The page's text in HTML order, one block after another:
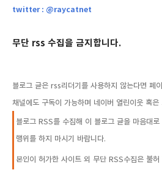
twitter : @raycatnet
무단 rss 수집을 금지합니다.
블로그 글은 rss리더기를 사용하지 않는다면 페
채널에도 구독이 가능하며 네이버 열린이웃 혹
블로그 RSS를 수집해 이 블로그 글을 마음대로
행위를 하지 마시기 바랍니다.
본인이 허가한 사이트 외 무단 RSS수집은 불허